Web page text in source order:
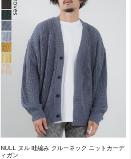
NULL ヌル 畦編み クルーネック ニットカーデ
ィガン